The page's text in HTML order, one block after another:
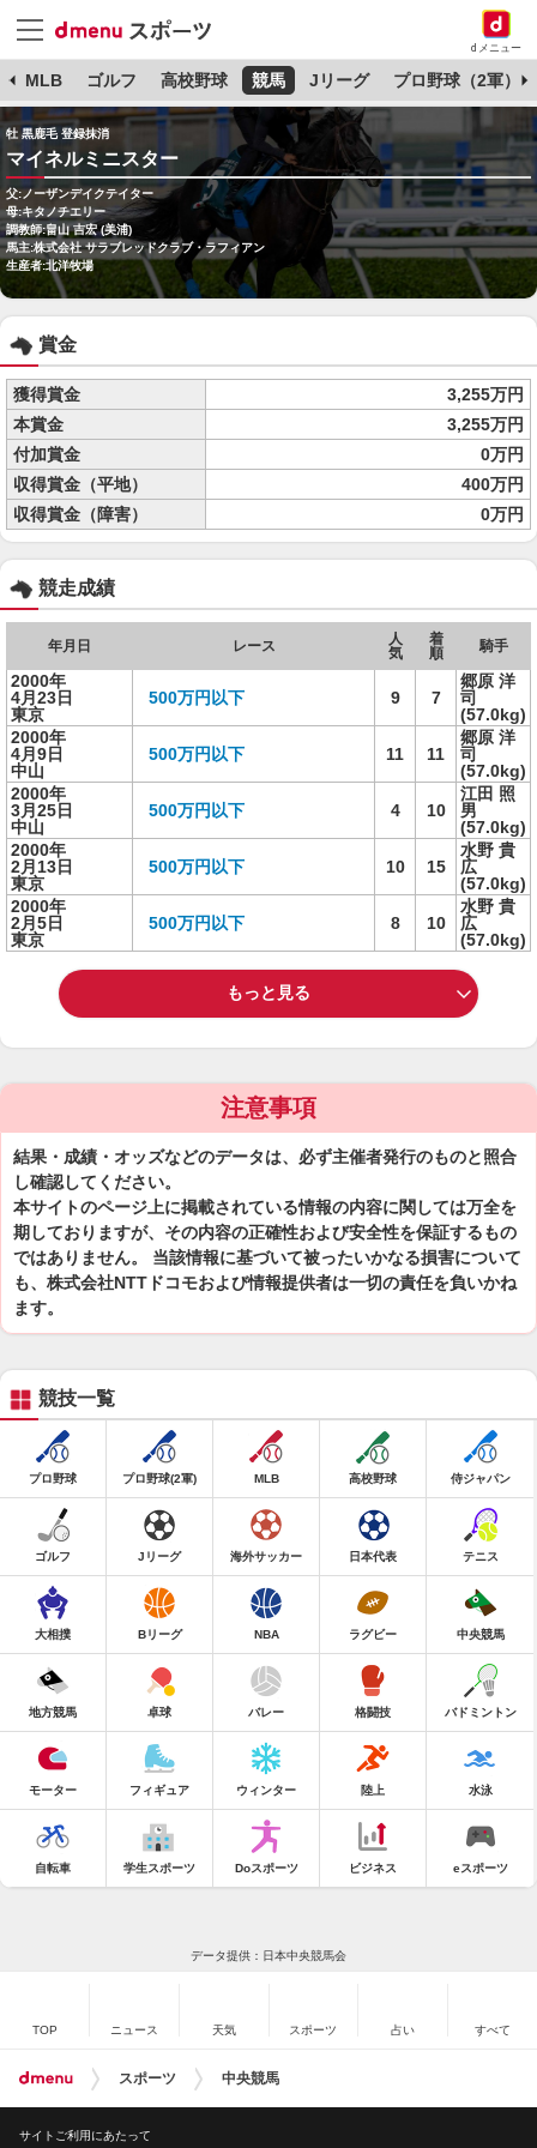
dメニュー
MLB ゴルフ 高校野球 競馬 Jリーグ プロ野球（2軍）
牡 黒鹿毛 登録抹消
マイネルミニスター
父:ノーザンデイクテイター
母:キタノチエリー
調教師:畠山 吉宏 (美浦)
馬主:株式会社 サラブレッドクラブ・ラフィアン
生産者:北洋牧場
賞金
獲得賞金
3,255万円
本賞金
3,255万円
付加賞金
0万円
収得賞金（平地）
400万円
収得賞金（障害）
0万円
競走成績
年月日 レース
人
気
着
順
騎手
2000年
4月23日
東京
500万円以下 9 7
郷原 洋
司
(57.0kg)
2000年
4月9日
中山
500万円以下 11 11
郷原 洋
司
(57.0kg)
2000年
3月25日
中山
500万円以下 4 10
江田 照
男
(57.0kg)
2000年
2月13日
東京
500万円以下 10 15
水野 貴
広
(57.0kg)
2000年
2月5日
東京
500万円以下 8 10
水野 貴
広
(57.0kg)
もっと見る
注意事項
結果・成績・オッズなどのデータは、必ず主催者発行のものと照合
し確認してください。
本サイトのページ上に掲載されている情報の内容に関しては万全を
期しておりますが、その内容の正確性および安全性を保証するもの
ではありません。 当該情報に基づいて被ったいかなる損害について
も、株式会社NTTドコモおよび情報提供者は一切の責任を負いかね
ます。
競技一覧
プロ野球 プロ野球(2軍) MLB 高校野球 侍ジャパン
ゴルフ Jリーグ 海外サッカー 日本代表 テニス
大相撲 Bリーグ NBA ラグビー 中央競馬
地方競馬 卓球 バレー 格闘技 バドミントン
モーター フィギュア ウィンター 陸上 水泳
自転車 学生スポーツ Doスポーツ ビジネス eスポーツ
データ提供：日本中央競馬会
TOP ニュース 天気 スポーツ 占い すべて
スポーツ 中央競馬
サイトご利用にあたって